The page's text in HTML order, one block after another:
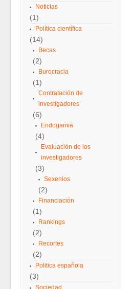
Noticias
(1)
Política científica
(14)
Becas
(2)
Burocracia
(1)
Contratación de
investigadores
(6)
Endogamia
(4)
Evaluación de los
investigadores
(3)
Sexenios
(2)
Financiación
(1)
Rankings
(2)
Recortes
(2)
Politica española
(3)
Sociedad